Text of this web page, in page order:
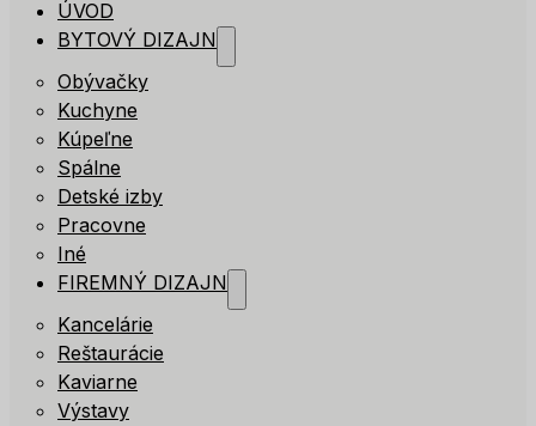
ÚVOD
BYTOVÝ DIZAJN
Obývačky
Kuchyne
Kúpeľne
Spálne
Detské izby
Pracovne
Iné
FIREMNÝ DIZAJN
Kancelárie
Reštaurácie
Kaviarne
Výstavy